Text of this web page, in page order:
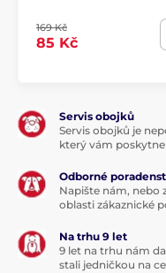
169 Kč
85 Kč
Servis obojků
Servis obojků je
který vám
Odborné
Napište nám, nebo
oblasti zákaznické
Na trhu 9 let
9 let na trhu nám
stali jedničkou na